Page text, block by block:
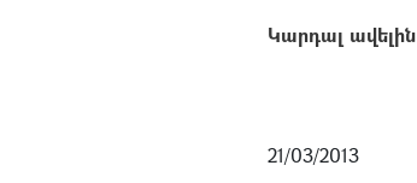
Կարդալ ավելին
21/03/2013